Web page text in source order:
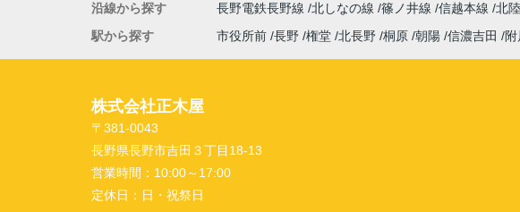
沿線から探す
長野電鉄長野線 北しなの線 篠ノ井線 信越本線 北
駅から探す
市役所前 長野 権堂 北長野 桐原 朝陽 信濃吉田
株式会社正木屋
〒381-0043
長野県長野市吉田３丁目18-13
営業時間： 10:00～17:00
定休日： 日・祝祭日